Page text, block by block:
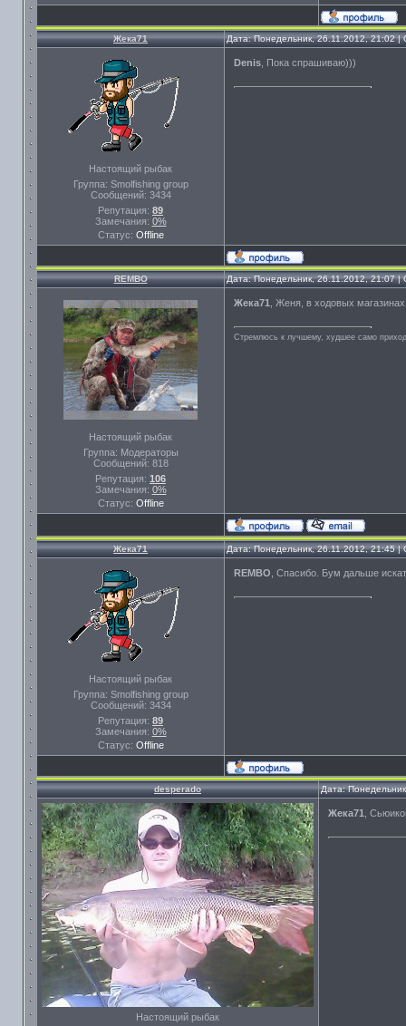
Жека71 Дата: Понедельник, 26.11.2012, 21:02
Настоящий рыбак
Группа: Smolfishing group
Сообщений: 3434
Репутация: 89
Замечания: 0%
Статус: Offline
Denis , Пока спрашиваю)))
REMBO Дата: Понедельник, 26.11.2012, 21:07
Настоящий рыбак
Группа: Модераторы
Сообщений: 818
Репутация: 106
Замечания: 0%
Статус: Offline
Жека71 , Женя, в ходовых
Стремлюсь к лучшему, худшее само
Жека71 Дата: Понедельник, 26.11.2012, 21:45
Настоящий рыбак
Группа: Smolfishing group
Сообщений: 3434
Репутация: 89
Замечания: 0%
Статус: Offline
REMBO , Спасибо. Бум дальше
desperado Дата:
Настоящий рыбак
Жека71 ,